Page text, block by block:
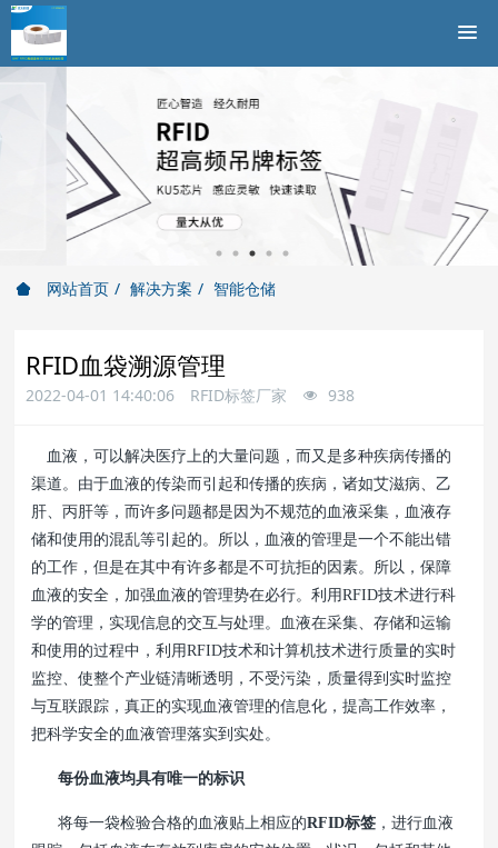
网站首页 解决方案 智能仓储
RFID血袋溯源管理
2022-04-01 14:40:06 RFID标签厂家 938
血液，可以解决医疗上的大量问题，而又是多种疾病传播的
渠道。由于血液的传染而引起和传播的疾病，诸如艾滋病、乙
肝、丙肝等，而许多问题都是因为不规范的血液采集，血液存
储和使用的混乱等引起的。所以，血液的管理是一个不能出错
的工作，但是在其中有许多都是不可抗拒的因素。所以，保障
血液的安全，加强血液的管理势在必行。利用RFID技术进行科
学的管理，实现信息的交互与处理。血液在采集、存储和运输
和使用的过程中，利用RFID技术和计算机技术进行质量的实时
监控、使整个产业链清晰透明，不受污染，质量得到实时监控
与互联跟踪，真正的实现血液管理的信息化，提高工作效率，
把科学安全的血液管理落实到实处。
每份血液均具有唯一的标识
将每一袋检验合格的血液贴上相应的RFID标签 ，进行血液